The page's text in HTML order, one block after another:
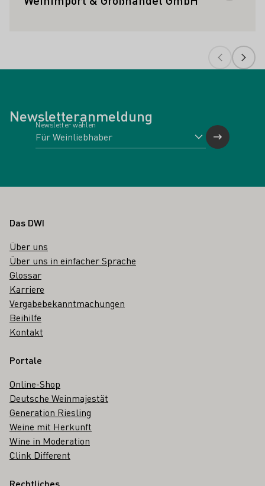
Newsletteranmeldung
Newsletter wählen
Fußbereich
Das DWI
Über uns
Über uns in einfacher Sprache
Glossar
Karriere
Vergabebekanntmachungen
Beihilfe
Kontakt
Portale
Online-Shop
Deutsche Weinmajestät
Generation Riesling
Weine mit Herkunft
Wine in Moderation
Clink Different
Rechtliches